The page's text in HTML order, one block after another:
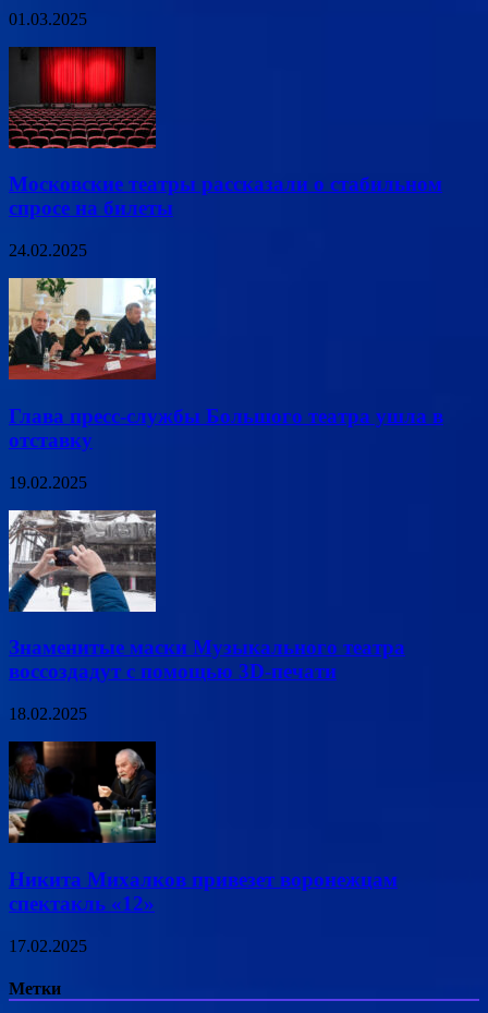
01.03.2025
Московские театры рассказали о стабильном
спросе на билеты
24.02.2025
Глава пресс-службы Большого театра ушла в
отставку
19.02.2025
Знаменитые маски Музыкального театра
воссоздадут с помощью 3D-печати
18.02.2025
Никита Михалков привезет воронежцам
спектакль «12»
17.02.2025
Метки